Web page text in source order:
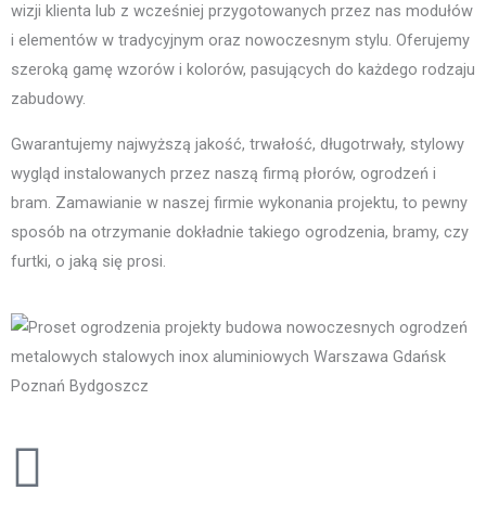
wizji klienta lub z wcześniej przygotowanych przez nas modułów
i elementów w tradycyjnym oraz nowoczesnym stylu. Oferujemy
szeroką gamę wzorów i kolorów, pasujących do każdego rodzaju
zabudowy.
Gwarantujemy najwyższą jakość, trwałość, długotrwały, stylowy
wygląd instalowanych przez naszą firmą płorów, ogrodzeń i
bram. Zamawianie w naszej firmie wykonania projektu, to pewny
sposób na otrzymanie dokładnie takiego ogrodzenia, bramy, czy
furtki, o jaką się prosi.